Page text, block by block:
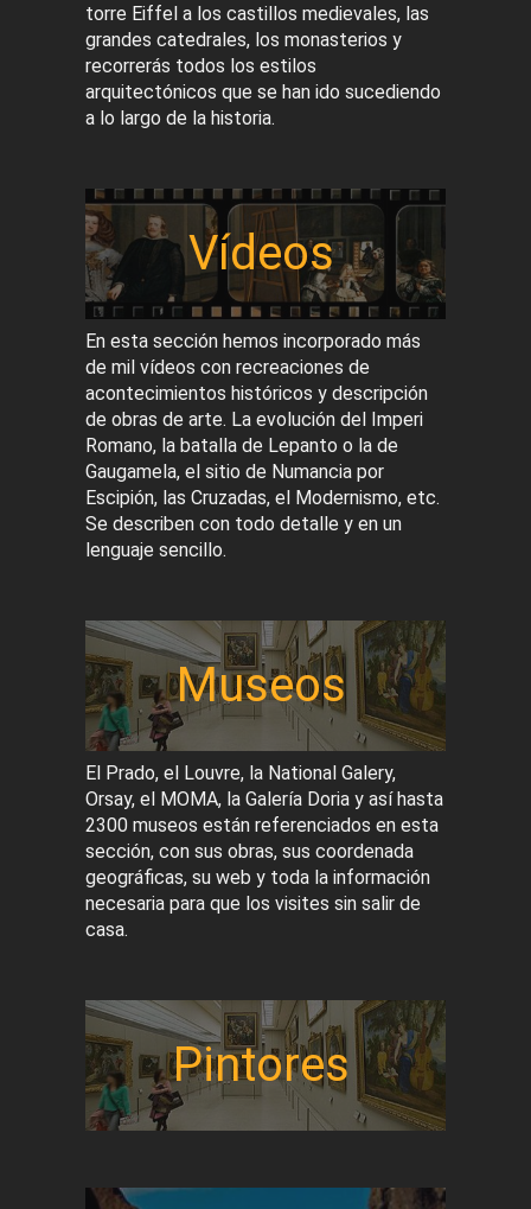
torre Eiffel a los castillos medievales, las
grandes catedrales, los monasterios y
recorrerás todos los estilos
arquitectónicos que se han ido sucediendo
a lo largo de la historia.
Vídeos
En esta sección hemos incorporado más
de mil vídeos con recreaciones de
acontecimientos históricos y descripción
de obras de arte. La evolución del Imperi
Romano, la batalla de Lepanto o la de
Gaugamela, el sitio de Numancia por
Escipión, las Cruzadas, el Modernismo, etc.
Se describen con todo detalle y en un
lenguaje sencillo.
Museos
El Prado, el Louvre, la National Galery,
Orsay, el MOMA, la Galería Doria y así hasta
2300 museos están referenciados en esta
sección, con sus obras, sus coordenada
geográficas, su web y toda la información
necesaria para que los visites sin salir de
casa.
Pintores